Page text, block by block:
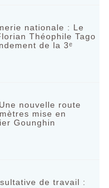
nationale : Le
Théophile Tago
de la 3ᵉ
nouvelle route
mise en
Gounghin
de travail :